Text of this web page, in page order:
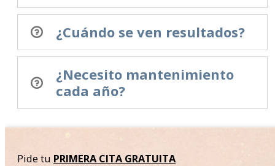
¿Cuándo se ven resultados?
¿Necesito mantenimiento
cada año?
Pide tu PRIMERA CITA GRATUITA